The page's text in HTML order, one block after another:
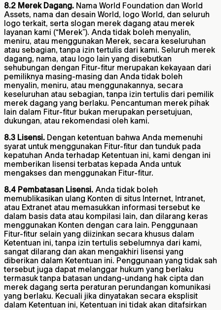
8.2 Merek Dagang. Nama World Foundation dan World
Assets, nama dan desain World, logo World, dan seluruh
logo terkait, serta slogan merek dagang atau merek
layanan kami (“Merek”). Anda tidak boleh menyalin,
meniru, atau menggunakan Merek, secara keseluruhan
atau sebagian, tanpa izin tertulis dari kami. Seluruh merek
dagang, nama, atau logo lain yang disebutkan
sehubungan dengan Fitur-fitur merupakan kekayaan dari
pemiliknya masing-masing dan Anda tidak boleh
menyalin, meniru, atau menggunakannya, secara
keseluruhan atau sebagian, tanpa izin tertulis dari pemilik
merek dagang yang berlaku. Pencantuman merek pihak
lain dalam Fitur-fitur bukan merupakan persetujuan,
dukungan, atau rekomendasi oleh kami.
8.3 Lisensi. Dengan ketentuan bahwa Anda memenuhi
syarat untuk menggunakan Fitur-fitur dan tunduk pada
kepatuhan Anda terhadap Ketentuan ini, kami dengan ini
memberikan lisensi terbatas kepada Anda untuk
mengakses dan menggunakan Fitur-fitur.
8.4 Pembatasan Lisensi. Anda tidak boleh
memublikasikan ulang Konten di situs Internet, Intranet,
atau Extranet atau memasukkan informasi tersebut ke
dalam basis data atau kompilasi lain, dan dilarang keras
menggunakan Konten dengan cara lain. Penggunaan
Fitur-fitur selain yang diizinkan secara khusus dalam
Ketentuan ini, tanpa izin tertulis sebelumnya dari kami,
sangat dilarang dan akan mengakhiri lisensi yang
diberikan dalam Ketentuan ini. Penggunaan yang tidak sah
tersebut juga dapat melanggar hukum yang berlaku
termasuk tanpa batasan undang-undang hak cipta dan
merek dagang serta peraturan perundangan komunikasi
yang berlaku. Kecuali jika dinyatakan secara eksplisit
dalam Ketentuan ini, Ketentuan ini tidak akan ditafsirkan